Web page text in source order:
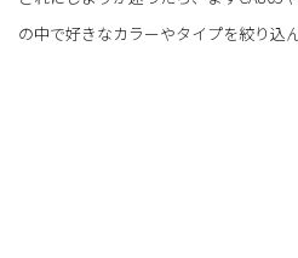
の中で好きなカラーやタイプを絞り込